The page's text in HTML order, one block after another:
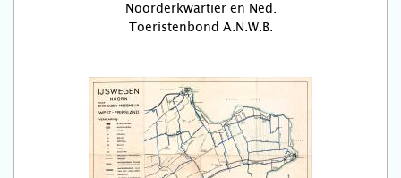
Noorderkwartier en Ned.
Toeristenbond A.N.W.B.